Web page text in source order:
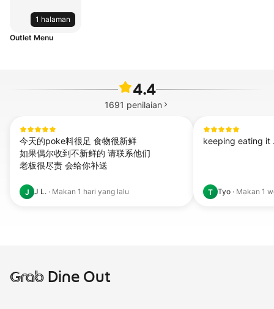
1 halaman
Outlet Menu
4.4
1691 penilaian
今天的poke料很足 食物很新鲜
如果偶尔收到不新鲜的 请联系他们
老板很尽责 会给你补送
J J L. · Makan 1 hari yang lalu
keeping eating it
T Tyo · Makan 1
GrabDine Out